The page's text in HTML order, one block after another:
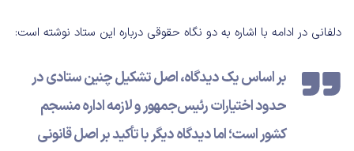
دلفانی در ادامه با اشاره به دو نگاه حقوقی درباره این ستاد نوشته است:
بر اساس یک دیدگاه، اصل تشکیل چنین ستادی در
حدود اختیارات رئیس‌جمهور و لازمه اداره منسجم
کشور است؛ اما دیدگاه دیگر با تأکید بر اصل قانونی